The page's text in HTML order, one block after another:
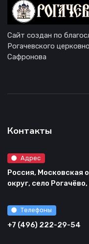
Сайт создан по
Рогачевского
Сафронова
Контакты
Адрес
Россия, Московская
округ, село
Телефоны
+7 (496) 222-29-54